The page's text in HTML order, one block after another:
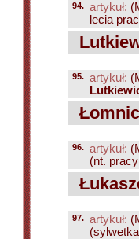
94. artykuł:
lecia
95. artykuł:
96. artykuł:
(nt.
97. artykuł: